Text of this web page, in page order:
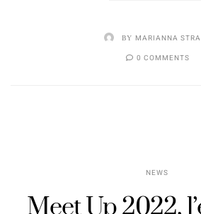
BY MARIANNA
0 COMMENTS
NEWS
Meet Up 2022,